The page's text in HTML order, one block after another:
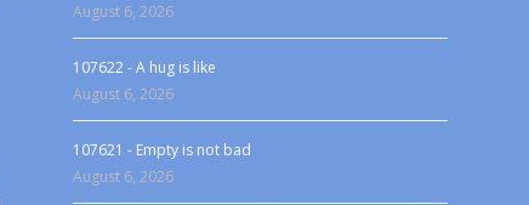
August 6, 2026
107622 - A hug is like
August 6, 2026
107621 - Empty is not bad
August 6, 2026